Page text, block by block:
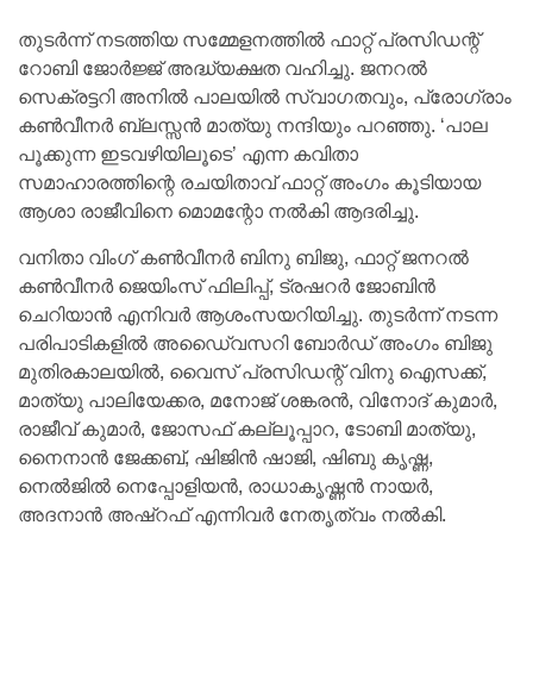
തുടര്‍ന്ന് നടത്തിയ സമ്മേളനത്തില്‍ ഫാറ്റ് പ്രസിഡന്റ്
റോബി ജോര്‍ജ്ജ് അദ്ധ്യക്ഷത വഹിച്ചു. ജനറല്‍
സെക്രട്ടറി അനില്‍ പാലയില്‍ സ്വാഗതവും, പ്രോഗ്രാം
കണ്‍വീനര്‍ ബ്ലസ്സന്‍ മാത്യു നന്ദിയും പറഞ്ഞു. ‘പാല
പൂക്കുന്ന ഇടവഴിയിലൂടെ’ എന്ന കവിതാ
സമാഹാരത്തിന്റെ രചയിതാവ് ഫാറ്റ് അംഗം കൂടിയായ
ആശാ രാജീവിനെ മൊമന്റോ നല്‍കി ആദരിച്ചു.
വനിതാ വിംഗ് കണ്‍വീനര്‍ ബിനു ബിജു, ഫാറ്റ് ജനറല്‍
കണ്‍വീനര്‍ ജെയിംസ് ഫിലിപ്പ്, ട്രഷറര്‍ ജോബിന്‍
ചെറിയാന്‍ എനിവര്‍ ആശംസയറിയിച്ചു. തുടര്‍ന്ന് നടന്ന
പരിപാടികളില്‍ അഡൈ്വസറി ബോര്‍ഡ് അംഗം ബിജു
മുതിരകാലയില്‍, വൈസ് പ്രസിഡന്റ് വിനു ഐസക്ക്,
മാത്യു പാലിയേക്കര, മനോജ് ശങ്കരന്‍, വിനോദ് കുമാര്‍,
രാജീവ് കുമാര്‍, ജോസഫ് കല്ലൂപ്പാറ, ടോബി മാത്യു,
നൈനാന്‍ ജേക്കബ്, ഷിജിന്‍ ഷാജി, ഷിബു കൃഷ്ണ,
നെല്‍ജില്‍ നെപ്പോളിയന്‍, രാധാകൃഷ്ണന്‍ നായര്‍,
അദനാന്‍ അഷ്റഫ് എന്നിവര്‍ നേതൃത്വം നല്‍കി.